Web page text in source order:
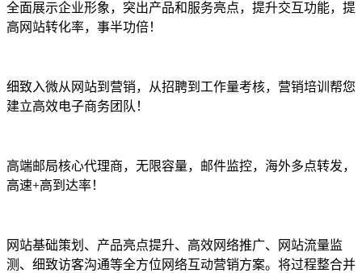
全面展示企业形象，突出产品和服务亮点，提升交互功能，提
高网站转化率，事半功倍！
细致入微从网站到营销，从招聘到工作量考核，营销培训帮您
建立高效电子商务团队！
高端邮局核心代理商，无限容量，邮件监控，海外多点转发，
高速+高到达率！
网站基础策划、产品亮点提升、高效网络推广、网站流量监
测、细致访客沟通等全方位网络互动营销方案。将过程整合并